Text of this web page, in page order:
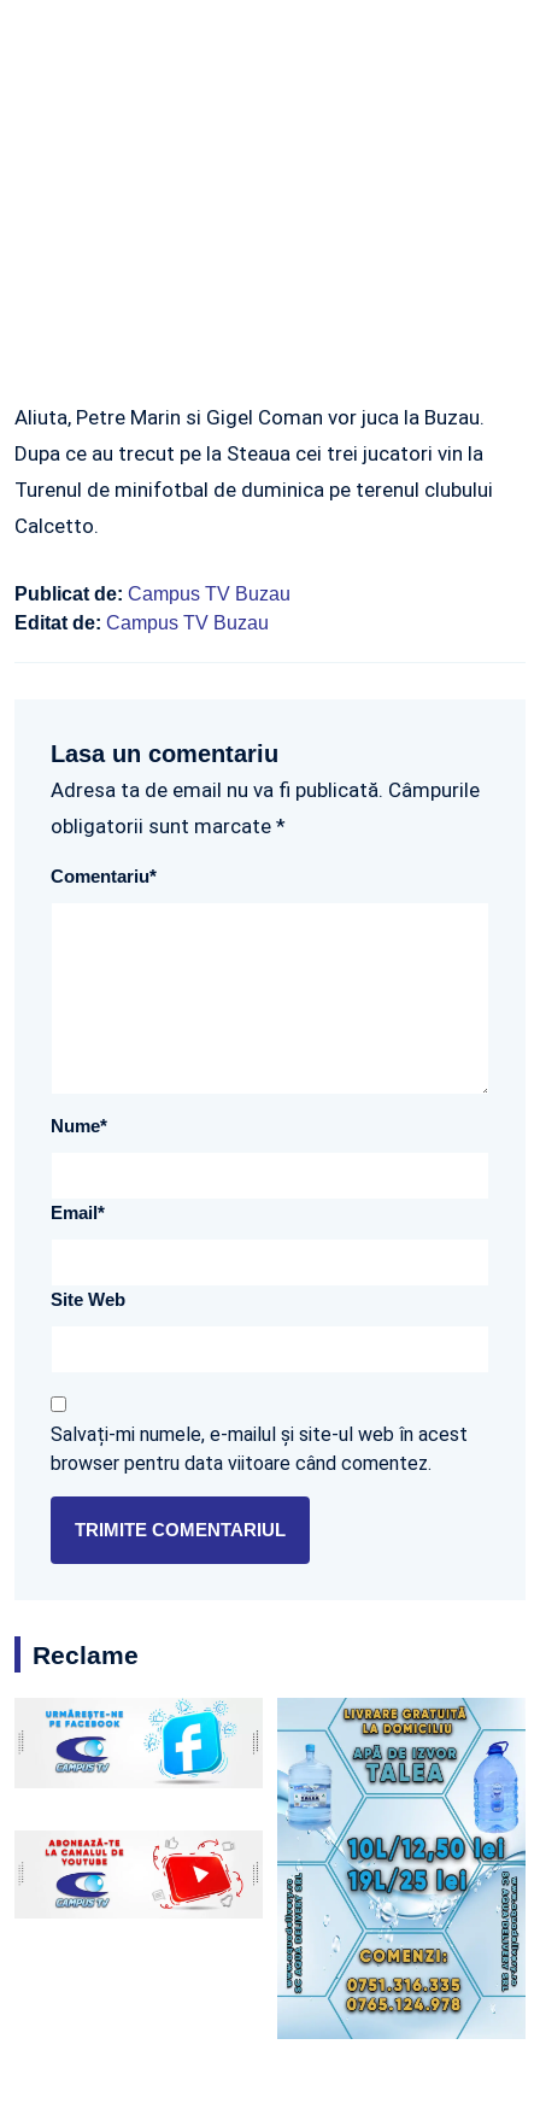
Aliuta, Petre Marin si Gigel Coman vor juca la Buzau.
Dupa ce au trecut pe la Steaua cei trei jucatori vin la
Turenul de minifotbal de duminica pe terenul clubului
Calcetto.
Publicat de: Campus TV Buzau
Editat de: Campus TV Buzau
Lasa un comentariu
Adresa ta de email nu va fi publicată. Câmpurile
obligatorii sunt marcate *
Comentariu*
Nume*
Email*
Site Web
Salvați-mi numele, e-mailul și site-ul web în acest
browser pentru data viitoare când comentez.
Reclame